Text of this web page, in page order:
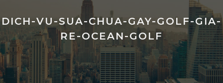
DICH-VU-SUA-CHUA-GAY-GOLF-GIA-
RE-OCEAN-GOLF